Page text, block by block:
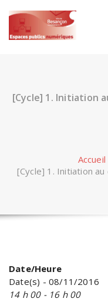
content
[Cycle] 1. Initiation
Accueil
[Cycle] 1. Initiation
Date/Heure
Date(s) - 08/11/2016
14 h 00 - 16 h 00